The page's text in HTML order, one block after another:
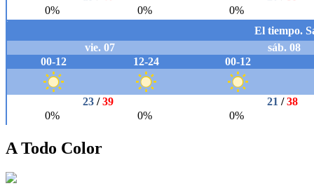
A Todo Color